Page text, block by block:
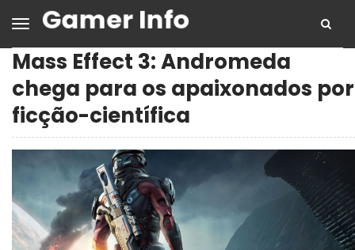
Mass Effect 3: Andromeda
chega para os apaixonados por
ficção-científica